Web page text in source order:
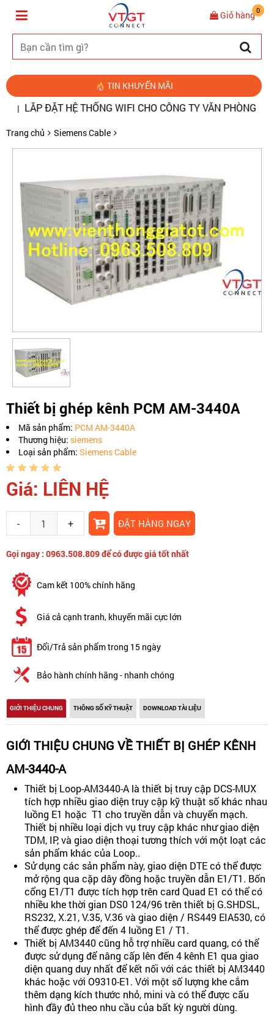
Giỏ hàng0
TIN KHUYẾN MÃI
LẮP ĐẶT HỆ THỐNG WIFI CHO CÔNG TY VĂN PHÒNG|ĐO
Trang chủ Siemens Cable
Thiết bị ghép kênh PCM AM-3440A
Mã sản phẩm: PCM AM-3440A
Thương hiệu: siemens
Loại sản phẩm: Siemens Cable
Giá: LIÊN HỆ
- + ĐẶT HÀNG NGAY
Gọi ngay : 0963.508.809 để có được giá tốt nhất
Cam kết 100% chính hãng
Giá cả cạnh tranh, khuyến mãi cực lớn
Đổi/Trả sản phẩm trong 15 ngày
Bảo hành chính hãng - nhanh chóng
GIỚI THIỆU CHUNG THÔNG SỐ KỸ THUẬT DOWNLOAD TÀI LIỆU
GIỚI THIỆU CHUNG VỀ THIẾT BỊ GHÉP KÊNH
AM-3440-A
Thiết bị Loop-AM3440-A là thiết bị truy cập DCS-MUX
tích hợp nhiều giao diện truy cập kỹ thuật số khác nhau
luồng E1 hoặc T1 cho truyền dẫn và chuyển mạch.
Thiết bị nhiều loại dịch vụ truy cập khác như giao diện
TDM, IP, và giao diện thoại tương thích với một loạt các
sản phẩm khác của Loop..
Sử dụng các sản phẩm này, giao diện DTE có thể được
mở rộng qua cặp dây đồng hoặc truyền dẫn E1/T1. Bốn
cổng E1/T1 được tích hợp trên card Quad E1 có thể có
nhiều khe thời gian DS0 124/96 trên thiết bị G.SHDSL,
RS232, X.21, V.35, V.36 và giao diện / RS449 EIA530, có
thể được ghép để đến 4 luồng E1 / T1.
Thiết bị AM3440 cũng hỗ trợ nhiều card quang, có thể
được sử dụng để nâng cấp lên đến 4 kênh E1 qua giao
diện quang duy nhất để kết nối với các thiết bị AM3440
khác hoặc với O9310-E1. Với một số lượng khe cắm
thêm dạng kích thước nhỏ, mini và có thể được cấu
hình đầy đủ theo nhu cầu của bất kỳ người dùng.